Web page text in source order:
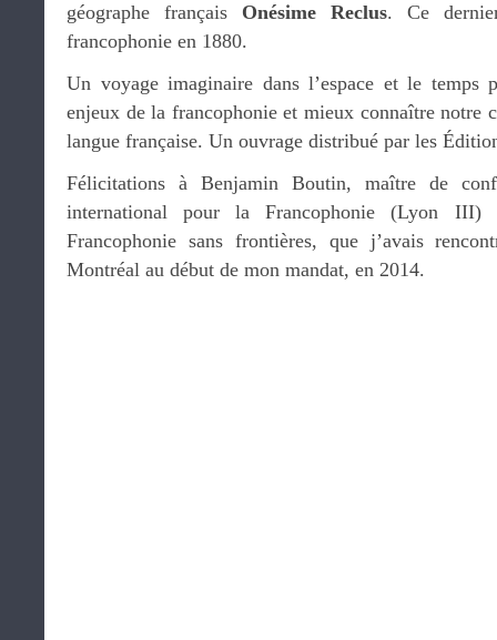
géographe français Onésime Reclus. Ce
francophonie en 1880.
Un voyage imaginaire dans l’espace et le temps
enjeux de la francophonie et mieux connaître notre
langue française. Un ouvrage distribué par les
Félicitations à Benjamin Boutin, maître de
international pour la Francophonie (Lyon III)
Francophonie sans frontières, que j’avais
Montréal au début de mon mandat, en 2014.